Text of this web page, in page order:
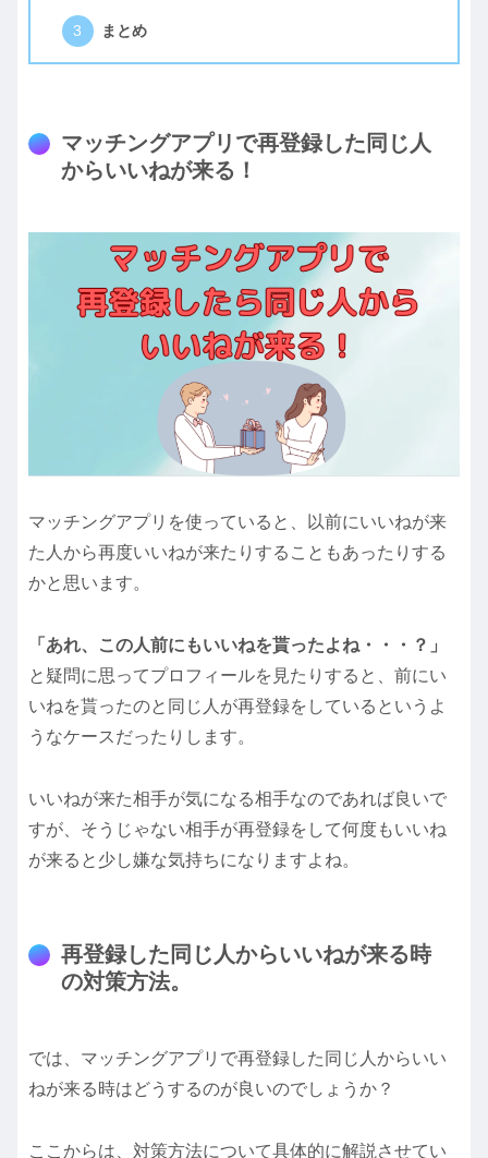
まとめ
マッチングアプリで再登録した同じ人
からいいねが来る！
マッチングアプリを使っていると、以前にいいねが来
た人から再度いいねが来たりすることもあったりする
かと思います。
「あれ、この人前にもいいねを貰ったよね・・・？」
と疑問に思ってプロフィールを見たりすると、前にい
いねを貰ったのと同じ人が再登録をしているというよ
うなケースだったりします。
いいねが来た相手が気になる相手なのであれば良いで
すが、そうじゃない相手が再登録をして何度もいいね
が来ると少し嫌な気持ちになりますよね。
再登録した同じ人からいいねが来る時
の対策方法。
では、マッチングアプリで再登録した同じ人からいい
ねが来る時はどうするのが良いのでしょうか？
ここからは、対策方法について具体的に解説させてい